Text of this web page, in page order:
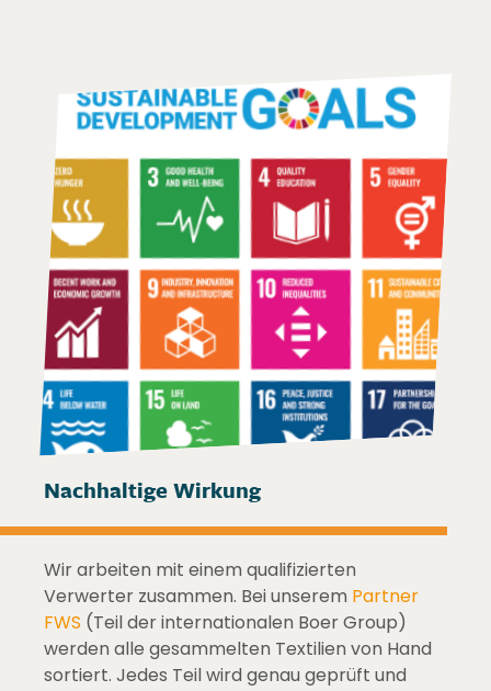
Nachhaltige Wirkung
Wir arbeiten mit einem qualifizierten
Verwerter zusammen. Bei unserem Partner
FWS (Teil der internationalen Boer Group)
werden alle gesammelten Textilien von Hand
sortiert. Jedes Teil wird genau geprüft und